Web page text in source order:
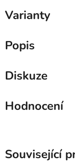
Varianty
Popis
Diskuze
Hodnocení
Související